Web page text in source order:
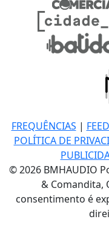
FREQUÊNCIAS |
POLÍTICA DE
© 2026 BMHAUDIO
& Comandita,
consentimento é